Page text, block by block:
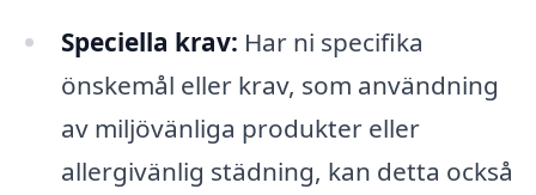
Speciella krav: Har ni specifika
önskemål eller krav, som användning
av miljövänliga produkter eller
allergivänlig städning, kan detta också